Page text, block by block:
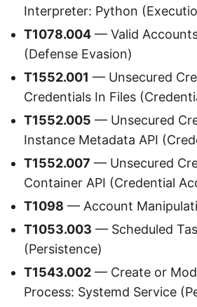
Interpreter: Python
T1078.004 — Valid
(Defense Evasion)
T1552.001 — Unsecured
Credentials In Files
T1552.005 — Unsecured
Instance Metadata API
T1552.007 — Unsecured
Container API (Credential
T1098 — Account
T1053.003 — Scheduled
(Persistence)
T1543.002 — Create or
Process: Systemd Service